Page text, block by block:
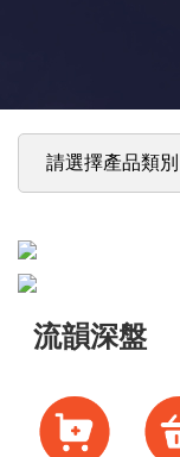
流韻深盤